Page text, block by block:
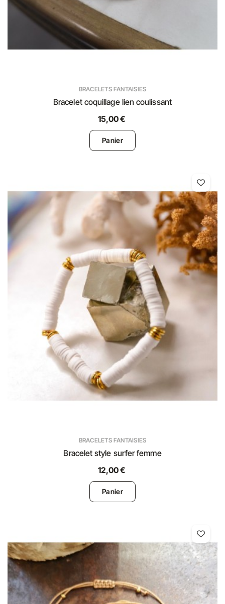
BRACELETS FANTAISIES
Bracelet coquillage lien coulissant
15,00 €
Panier
BRACELETS FANTAISIES
Bracelet style surfer femme
12,00 €
Panier